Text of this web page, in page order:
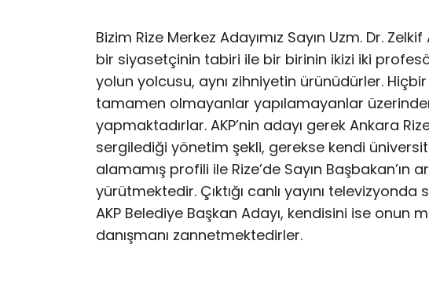
Bizim Rize Merkez Adayımız Sayın Uzm. Dr.
bir siyasetçinin tabiri ile bir birinin ikizi iki
yolun yolcusu, aynı zihniyetin ürünüdürler.
tamamen olmayanlar yapılamayanlar
yapmaktadırlar. AKP’nin adayı gerek Ankara
sergilediği yönetim şekli, gerekse kendi
alamamış profili ile Rize’de Sayın Başbakan’ın
yürütmektedir. Çıktığı canlı yayını
AKP Belediye Başkan Adayı, kendisini ise onun
danışmanı zannetmektedirler.